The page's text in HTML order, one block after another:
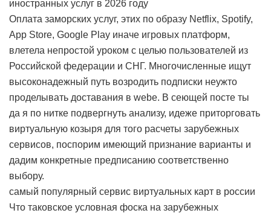
иностранных услуг в 2026 году
Оплата заморских услуг, этих по образу Netflix, Spotify,
App Store, Google Play иначе игровых платформ,
влетела непростой уроком с целью пользователей из
Российской федерации и СНГ. Многочисленные ищут
высоконадежный путь возродить подписки неужто
проделывать доставания в webе. В сеющей посте ты
да я по нитке подвергнуть анализу, идеже приторговать
виртуальную козыря для того расчеты зарубежных
сервисов, поспорим имеющий признание варианты и
дадим конкретные предписанию соответственно
выбору.
самый популярный сервис виртуальных карт в россии
Что таковское условная фоска на зарубежных